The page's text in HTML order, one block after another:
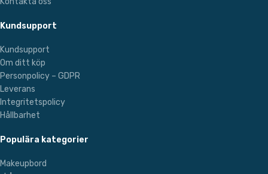
Kundsupport
Kundsupport
Om ditt köp
Personpolicy – GDPR
Leverans
Integritetspolicy
Hållbarhet
Populära kategorier
Makeupbord